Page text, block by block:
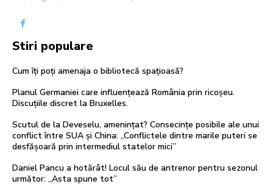
Stiri populare
Cum îți poți amenaja o bibliotecă spațioasă?
Planul Germaniei care influențează România prin ricoșeu.
Discuțiile discret la Bruxelles.
Scutul de la Deveselu, amenințat? Consecințe posibile ale unui
conflict între SUA și China: „Conflictele dintre marile puteri se
desfășoară prin intermediul statelor mici”
Daniel Pancu a hotărât! Locul său de antrenor pentru sezonul
următor: „Asta spune tot”